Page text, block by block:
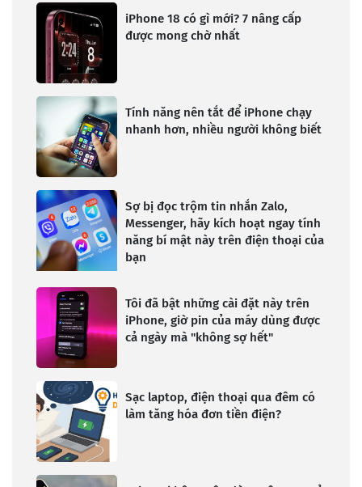
iPhone 18 có gì mới? 7 nâng cấp
được mong chờ nhất
Tính năng nên tắt để iPhone chạy
nhanh hơn, nhiều người không biết
Sợ bị đọc trộm tin nhắn Zalo,
Messenger, hãy kích hoạt ngay tính
năng bí mật này trên điện thoại của
bạn
Tôi đã bật những cài đặt này trên
iPhone, giờ pin của máy dùng được
cả ngày mà "không sợ hết"
Sạc laptop, điện thoại qua đêm có
làm tăng hóa đơn tiền điện?